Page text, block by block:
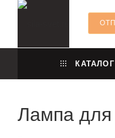
КАТАЛОГ
Лампа